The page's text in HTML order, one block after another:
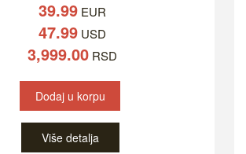
39.99EUR
47.99USD
3,999.00RSD
Dodaj u korpu
Više detalja